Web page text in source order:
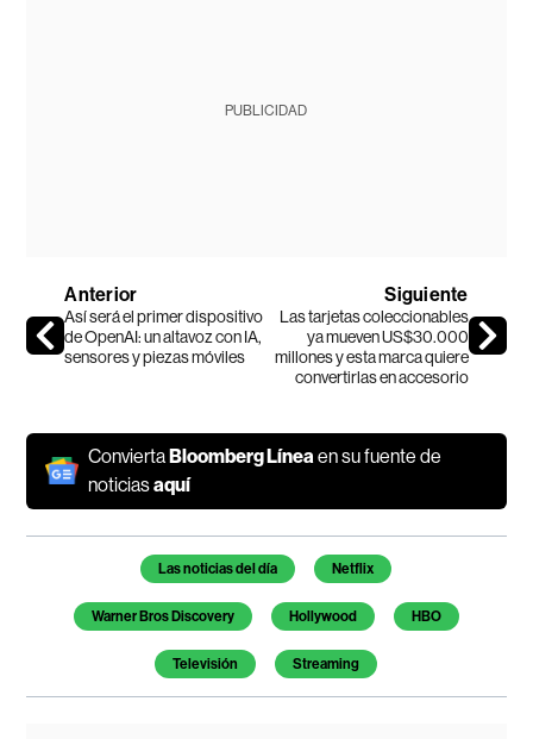
PUBLICIDAD
Anterior
Así será el primer dispositivo
de OpenAI: un altavoz con IA,
sensores y piezas móviles
Siguiente
Las tarjetas coleccionables
ya mueven US$30.000
millones y esta marca quiere
convertirlas en accesorio
ConviertaBloomberg Línea en su fuente de
noticiasaquí
Temas de este artículo
Las noticias del día Netflix
Warner Bros Discovery Hollywood HBO
Televisión Streaming